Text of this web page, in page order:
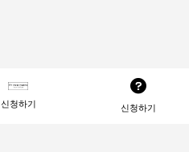
신청하기 신청하기